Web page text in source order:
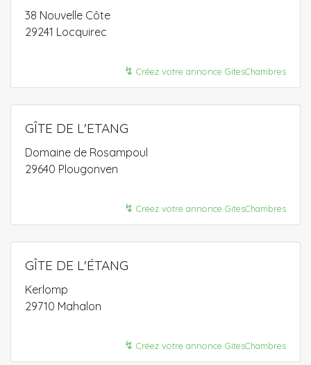
38 Nouvelle Côte
29241 Locquirec
↯ Créez votre annonce GitesChambres
GÎTE DE L'ETANG
Domaine de Rosampoul
29640 Plougonven
↯ Créez votre annonce GitesChambres
GÎTE DE L'ÉTANG
Kerlomp
29710 Mahalon
↯ Créez votre annonce GitesChambres